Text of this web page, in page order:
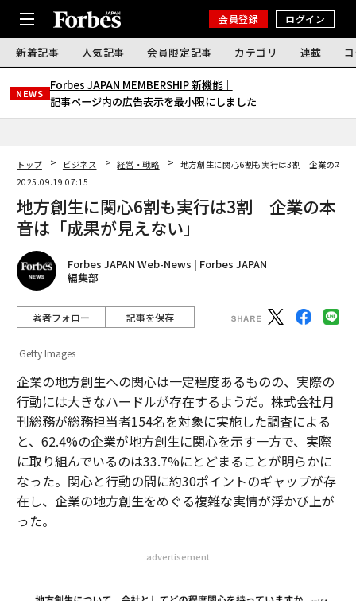
会員登録 ログイン
新着記事 人気記事 会員限定記事 カテゴリ 連載
NEWS
Forbes JAPAN MEMBERSHIP 新機能｜
記事ページ内の広告表示を最小限にしました
トップ ビジネス 経営・戦略
地方創生に関心6割も実行は3割 企業の本音
2025.09.19 07:15
地方創生に関心6割も実行は3割 企業の本
音は「成果が見えない」
Forbes JAPAN Web-News | Forbes JAPAN
編集部
著者フォロー 記事を保存
Getty Images
企業の地方創生への関心は一定程度あるものの、実際の
行動には大きなハードルが存在するようだ。株式会社月
刊総務が総務担当者154名を対象に実施した調査による
と、62.4%の企業が地方創生に関心を示す一方で、実際
に取り組んでいるのは33.7%にとどまることが明らかに
なった。関心と行動の間に約30ポイントのギャップが存
在し、企業の地方創生をめぐる複雑な実情が浮かび上が
った。
advertisement